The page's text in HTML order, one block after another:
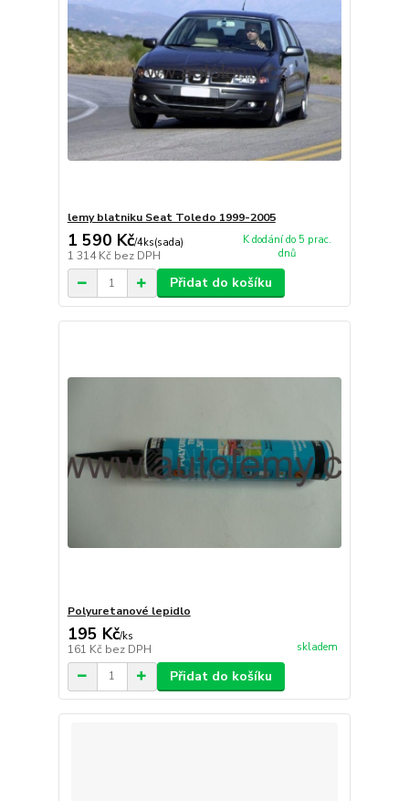
lemy blatniku Seat Toledo 1999-2005
1 590 Kč/4ks(sada)
1 314 Kč bez DPH
K dodání do 5 prac.
dnů
Přidat do košíku
Polyuretanové lepidlo
195 Kč/ks
161 Kč bez DPH skladem
Přidat do košíku